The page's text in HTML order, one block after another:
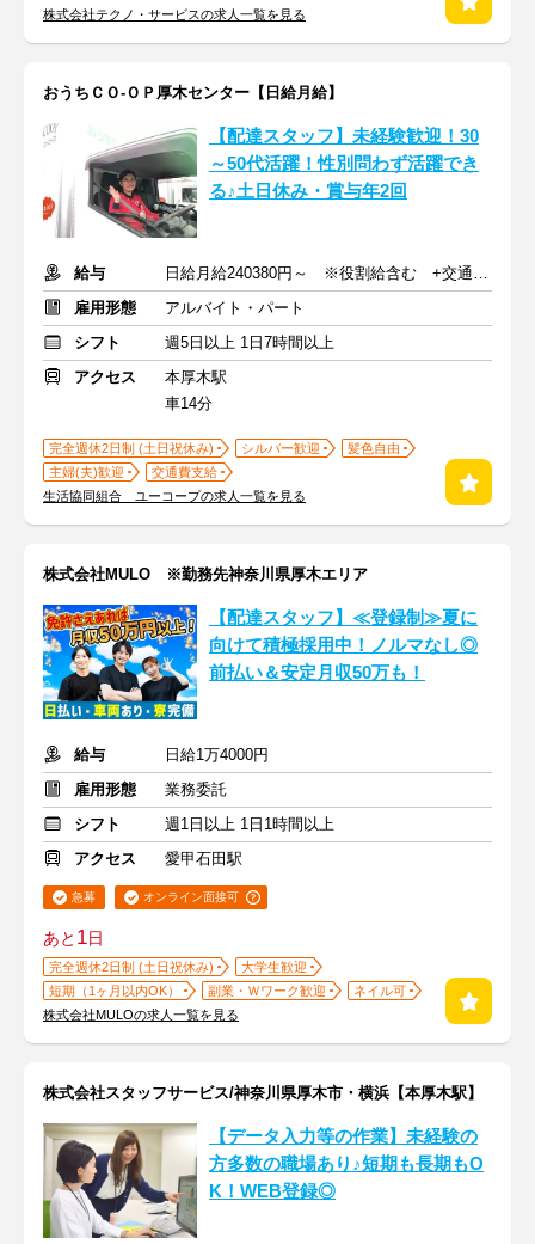
株式会社テクノ・サービスの求人一覧を見る
おうちＣＯ-ＯＰ厚木センター【日給月給】
【配達スタッフ】未経験歓迎！30
～50代活躍！性別問わず活躍でき
る♪土日休み・賞与年2回
給与
日給月給240380円～ ※役割給含む +交通費支給
雇用形態
アルバイト・パート
シフト
週5日以上 1日7時間以上
アクセス
本厚木駅
車14分
完全週休2日制 (土日祝休み) シルバー歓迎
髪色自由
主婦(夫)歓迎
交通費支給
生活協同組合 ユーコープの求人一覧を見る
株式会社MULO ※勤務先神奈川県厚木エリア
【配達スタッフ】≪登録制≫夏に
向けて積極採用中！ノルマなし◎
前払い＆安定月収50万も！
給与
日給1万4000円
雇用形態
業務委託
シフト
週1日以上 1日1時間以上
アクセス
愛甲石田駅
急募 オンライン面接可
あと 1日
完全週休2日制 (土日祝休み)
大学生歓迎
短期（1ヶ月以内OK）
副業・Ｗワーク歓迎
ネイル可
株式会社MULOの求人一覧を見る
株式会社スタッフサービス/神奈川県厚木市・横浜【本厚木駅】
【データ入力等の作業】未経験の
方多数の職場あり♪短期も長期もO
K！WEB登録◎